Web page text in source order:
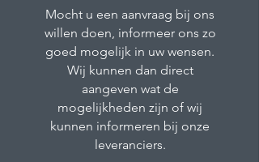
Mocht u een aanvraag bij ons
willen doen, informeer ons zo
goed mogelijk in uw wensen.
Wij kunnen dan direct
aangeven wat de
mogelijkheden zijn of wij
kunnen informeren bij onze
leveranciers.